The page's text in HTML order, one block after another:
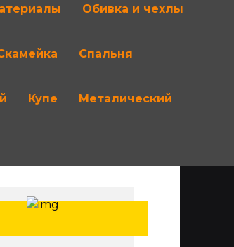
Обивка и чехлы
Спальня
Купе Металический